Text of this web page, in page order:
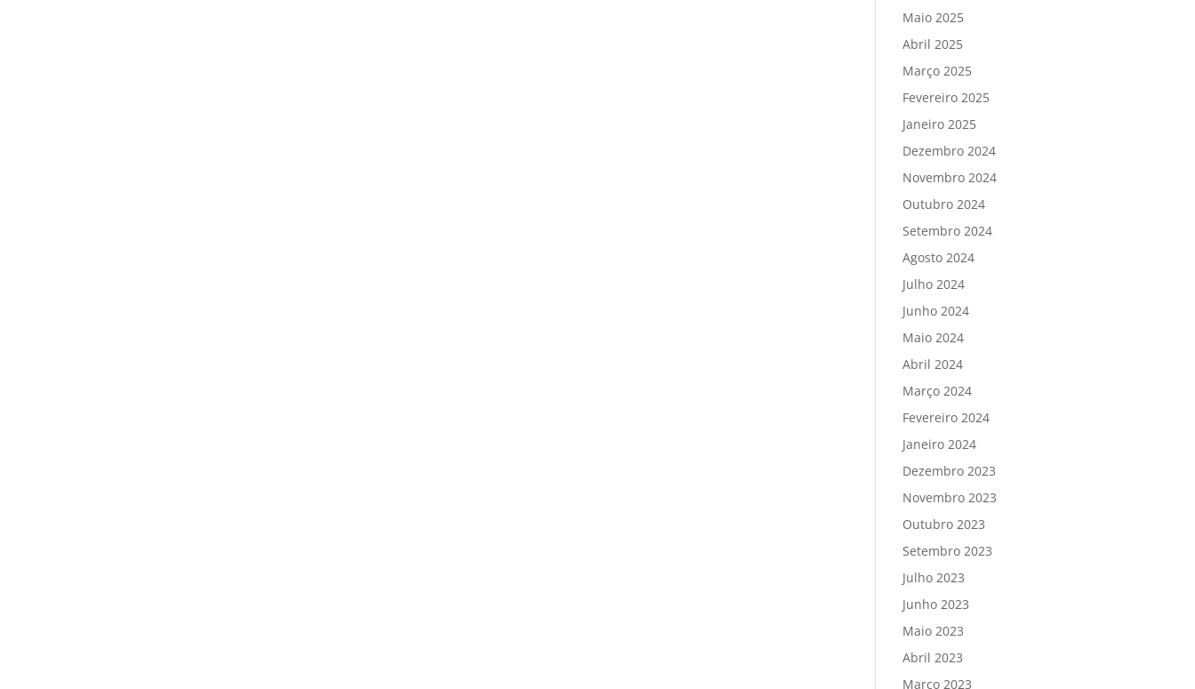
Maio 2025
Abril 2025
Março 2025
Fevereiro 2025
Janeiro 2025
Dezembro 2024
Novembro 2024
Outubro 2024
Setembro 2024
Agosto 2024
Julho 2024
Junho 2024
Maio 2024
Abril 2024
Março 2024
Fevereiro 2024
Janeiro 2024
Dezembro 2023
Novembro 2023
Outubro 2023
Setembro 2023
Julho 2023
Junho 2023
Maio 2023
Abril 2023
Março 2023